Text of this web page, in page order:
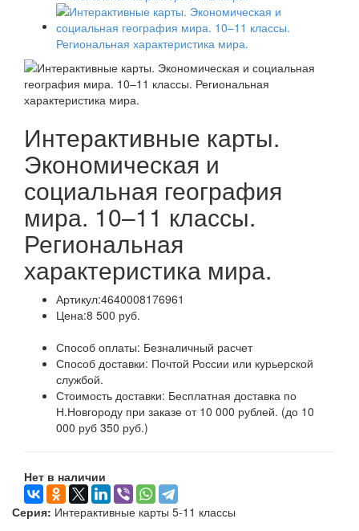
Интерактивные карты.
Экономическая и
социальная география
мира. 10–11 классы.
Региональная
характеристика мира.
Артикул:4640008176961
Цена:8 500 руб.
Способ оплаты: Безналичный расчет
Способ доставки: Почтой России или курьерской
службой.
Стоимость доставки: Бесплатная доставка по
Н.Новгороду при заказе от 10 000 рублей. (до 10
000 руб 350 руб.)
Нет в наличии
Серия: Интерактивные карты 5-11 классы